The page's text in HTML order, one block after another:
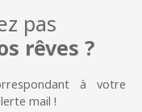
pas
rêves ?
à votre
mail !